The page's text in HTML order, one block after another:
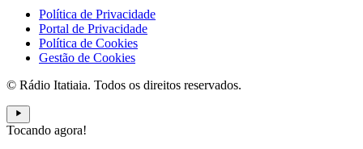
Política de Privacidade
Portal de Privacidade
Política de Cookies
Gestão de Cookies
© Rádio Itatiaia. Todos os direitos reservados.
Tocando agora!